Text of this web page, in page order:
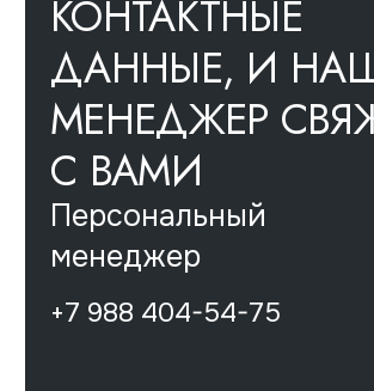
4Rest Красная поляна
Парк Горького
Пушкин
Сенатор